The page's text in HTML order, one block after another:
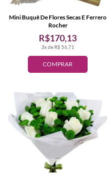
COMPRAR
3x de R$ 56,71
R$170,13
Mini Buquê De Flores Secas E Ferrero
Rocher